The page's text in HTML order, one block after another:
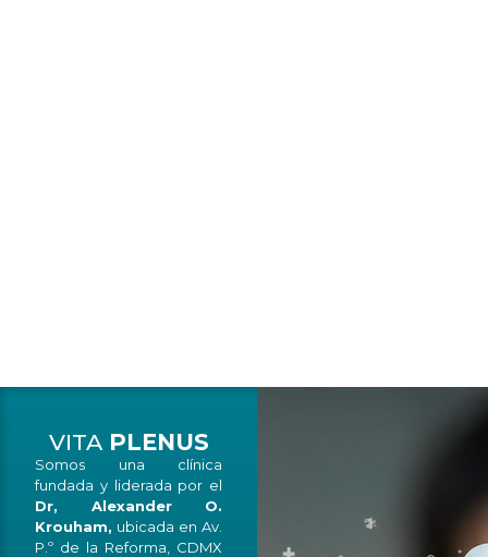
VITA PLENUS
Somos una clínica
fundada y liderada por el
Dr, Alexander O.
Krouham, ubicada en Av.
P.º de la Reforma, CDMX